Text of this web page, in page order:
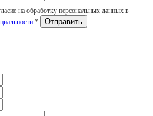
на обработку персональных данных в
*